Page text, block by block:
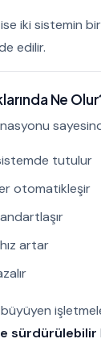
iki sistemin
edilir.
Ne
tutulur
otomatikleşir
artar
büyüyen
sürdürülebilir